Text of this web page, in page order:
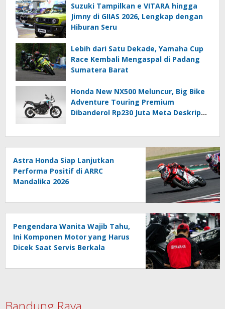
Suzuki Tampilkan e VITARA hingga
Jimny di GIIAS 2026, Lengkap dengan
Hiburan Seru
Lebih dari Satu Dekade, Yamaha Cup
Race Kembali Mengaspal di Padang
Sumatera Barat
Honda New NX500 Meluncur, Big Bike
Adventure Touring Premium
Dibanderol Rp230 Juta Meta Deskripsi
Astra Honda Siap Lanjutkan
Performa Positif di ARRC
Mandalika 2026
Pengendara Wanita Wajib Tahu,
Ini Komponen Motor yang Harus
Dicek Saat Servis Berkala
Bandung Raya